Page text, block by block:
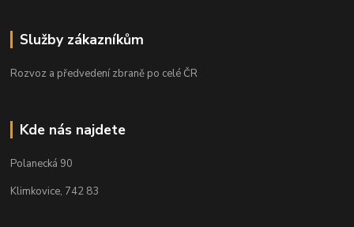
Služby zákazníkům
Rozvoz a předvedení zbraně po celé ČR
Kde nás najdete
Polanecká 90
Klimkovice, 742 83